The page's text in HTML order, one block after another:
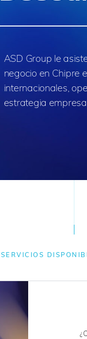
ASD Group le
negocio en Chipre
internacionales,
estrategia
SERVICIOS